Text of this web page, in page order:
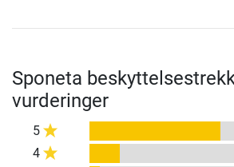
Sponeta
vurderinger
5
4